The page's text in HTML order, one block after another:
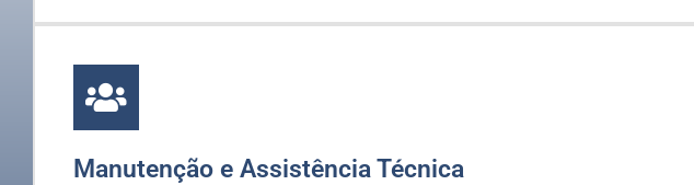
Manutenção e Assistência Técnica